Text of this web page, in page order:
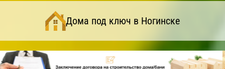
Дома под ключ в Ногинске